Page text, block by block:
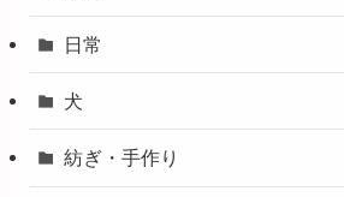
日常
犬
紡ぎ・手作り